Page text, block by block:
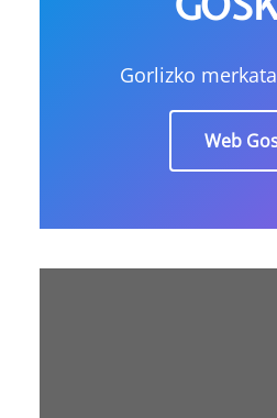
Gorlizko
Web